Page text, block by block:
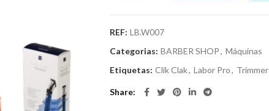
REF: LB.W007
Categorias: BARBER SHOP, Máquinas
Etiquetas: Clik Clak, Labor Pro, Trimmer
Share